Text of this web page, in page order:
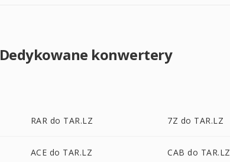
Dedykowane konwertery
RAR do TAR.LZ 7Z do TAR.LZ
ACE do TAR.LZ CAB do TAR.LZ